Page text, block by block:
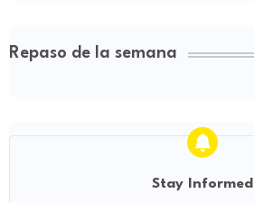
Repaso de la semana
Stay Informed